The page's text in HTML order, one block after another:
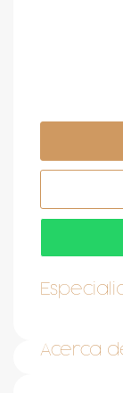
Acerca